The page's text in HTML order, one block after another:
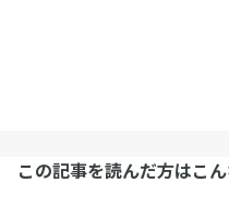
この記事を読んだ方はこ